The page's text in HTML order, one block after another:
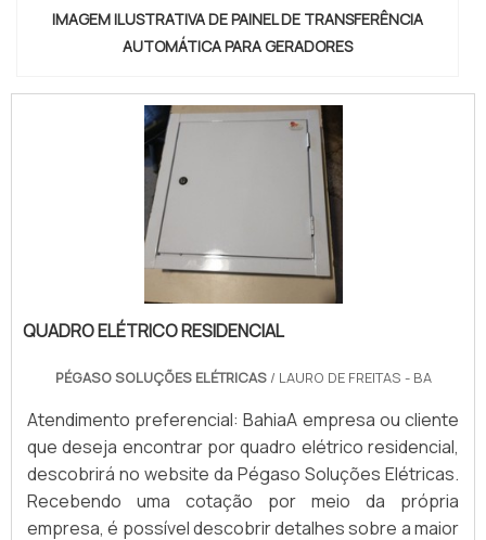
IMAGEM ILUSTRATIVA DE PAINEL DE TRANSFERÊNCIA
AUTOMÁTICA PARA GERADORES
QUADRO ELÉTRICO RESIDENCIAL
PÉGASO SOLUÇÕES ELÉTRICAS/ LAURO DE FREITAS - BA
Atendimento preferencial: BahiaA empresa ou cliente
que deseja encontrar por quadro elétrico residencial,
descobrirá no website da Pégaso Soluções Elétricas.
Recebendo uma cotação por meio da própria
empresa, é possível descobrir detalhes sobre a maior